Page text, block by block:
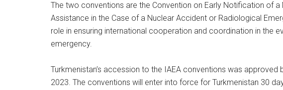
The two conventions are the Convention on Early Notification of
Assistance in the Case of a Nuclear Accident or Radiological
role in ensuring international cooperation and coordination in the
emergency.
Turkmenistan’s accession to the IAEA conventions was approved
2023. The conventions will enter into force for Turkmenistan 30